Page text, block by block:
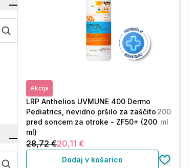
Akcija
LRP Anthelios UVMUNE 400 Dermo
Pediatrics, nevidno pršilo za zaščito
pred soncem za otroke - ZF50+ (200
ml)
200
ml
28,72 €20,11 €
Dodaj v košarico